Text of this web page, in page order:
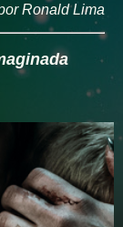
Ronald Lima